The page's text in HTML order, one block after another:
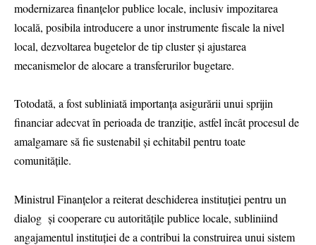
modernizarea finanțelor publice locale, inclusiv impozitarea
locală, posibila introducere a unor instrumente fiscale la nivel
local, dezvoltarea bugetelor de tip cluster și ajustarea
mecanismelor de alocare a transferurilor bugetare.
Totodată, a fost subliniată importanța asigurării unui sprijin
financiar adecvat în perioada de tranziție, astfel încât procesul de
amalgamare să fie sustenabil și echitabil pentru toate
comunitățile.
Ministrul Finanțelor a reiterat deschiderea instituției pentru un
dialog și cooperare cu autoritățile publice locale, subliniind
angajamentul instituției de a contribui la construirea unui sistem